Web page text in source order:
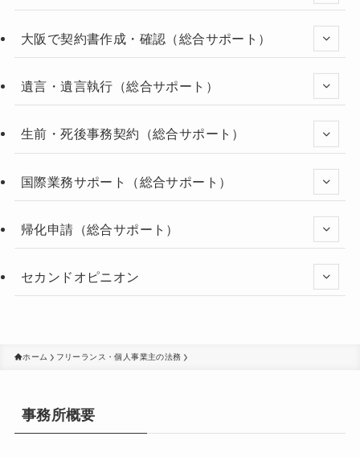
大阪で契約書作成・確認（総合サポート）
遺言・遺言執行（総合サポート）
生前・死後事務契約（総合サポート）
国際業務サポート（総合サポート）
帰化申請（総合サポート）
セカンドオピニオン
ホーム フリーランス・個人事業主の法務
事務所概要